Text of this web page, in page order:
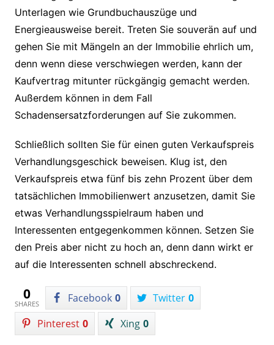
Unterlagen wie Grundbuchauszüge und
Energieausweise bereit. Treten Sie souverän auf und
gehen Sie mit Mängeln an der Immobilie ehrlich um,
denn wenn diese verschwiegen werden, kann der
Kaufvertrag mitunter rückgängig gemacht werden.
Außerdem können in dem Fall
Schadensersatzforderungen auf Sie zukommen.
Schließlich sollten Sie für einen guten Verkaufspreis
Verhandlungsgeschick beweisen. Klug ist, den
Verkaufspreis etwa fünf bis zehn Prozent über dem
tatsächlichen Immobilienwert anzusetzen, damit Sie
etwas Verhandlungsspielraum haben und
Interessenten entgegenkommen können. Setzen Sie
den Preis aber nicht zu hoch an, denn dann wirkt er
auf die Interessenten schnell abschreckend.
0
SHARES Facebook 0 Twitter 0
Pinterest 0 Xing 0